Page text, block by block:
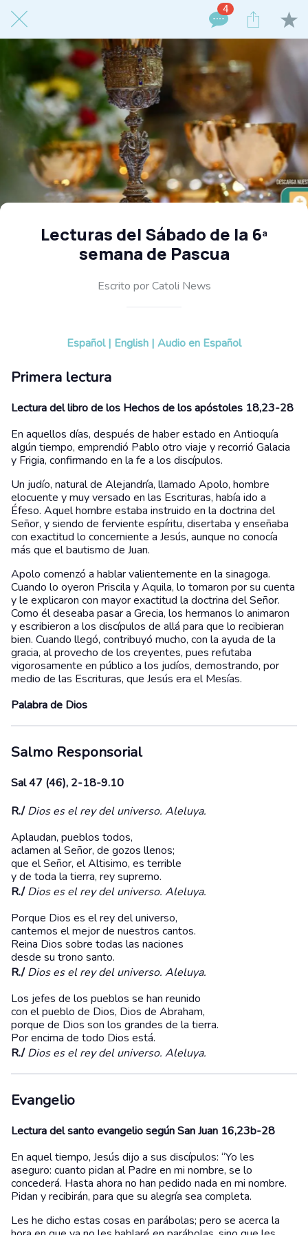
4
Lecturas del Sábado de la 6ª
semana de Pascua
Escrito por Catoli News
Español | English | Audio en Español
Primera lectura
Lectura del libro de los Hechos de los apóstoles 18,23-28
En aquellos días, después de haber estado en Antioquía
algún tiempo, emprendió Pablo otro viaje y recorrió Galacia
y Frigia, confirmando en la fe a los discípulos.
Un judío, natural de Alejandría, llamado Apolo, hombre
elocuente y muy versado en las Escrituras, había ido a
Éfeso. Aquel hombre estaba instruido en la doctrina del
Señor, y siendo de ferviente espíritu, disertaba y enseñaba
con exactitud lo concerniente a Jesús, aunque no conocía
más que el bautismo de Juan.
Apolo comenzó a hablar valientemente en la sinagoga.
Cuando lo oyeron Priscila y Aquila, lo tomaron por su cuenta
y le explicaron con mayor exactitud la doctrina del Señor.
Como él deseaba pasar a Grecia, los hermanos lo animaron
y escribieron a los discípulos de allá para que lo recibieran
bien. Cuando llegó, contribuyó mucho, con la ayuda de la
gracia, al provecho de los creyentes, pues refutaba
vigorosamente en público a los judíos, demostrando, por
medio de las Escrituras, que Jesús era el Mesías.
Palabra de Dios
Salmo Responsorial
Sal 47 (46), 2-18-9.10
R./Dios es el rey del universo. Aleluya.
Aplaudan, pueblos todos,
aclamen al Señor, de gozos llenos;
que el Señor, el Altisimo, es terrible
y de toda la tierra, rey supremo.
R./Dios es el rey del universo. Aleluya.
Porque Dios es el rey del universo,
cantemos el mejor de nuestros cantos.
Reina Dios sobre todas las naciones
desde su trono santo.
R./Dios es el rey del universo. Aleluya.
Los jefes de los pueblos se han reunido
con el pueblo de Dios, Dios de Abraham,
porque de Dios son los grandes de la tierra.
Por encima de todo Dios está.
R./Dios es el rey del universo. Aleluya.
Evangelio
Lectura del santo evangelio según San Juan 16,23b-28
En aquel tiempo, Jesús dijo a sus discípulos: “Yo les
aseguro: cuanto pidan al Padre en mi nombre, se lo
concederá. Hasta ahora no han pedido nada en mi nombre.
Pidan y recibirán, para que su alegría sea completa.
Les he dicho estas cosas en parábolas; pero se acerca la